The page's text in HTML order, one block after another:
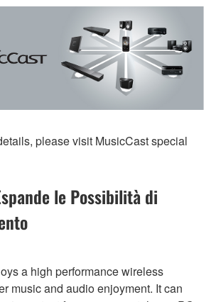
please visit MusicCast special
le Possibilità di
a high performance wireless
music and audio enjoyment. It can